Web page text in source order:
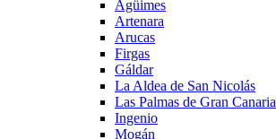
Agüimes
Artenara
Arucas
Firgas
Gáldar
La Aldea de San Nicolás
Las Palmas de Gran Canaria
Ingenio
Mogán